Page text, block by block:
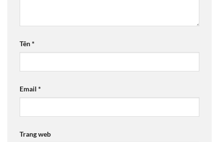
Tên*
Email *
Trang web